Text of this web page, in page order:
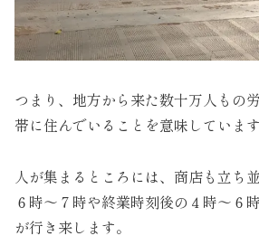
つまり、地方から来た数十万人もの
帯に住んでいることを意味しています
人が集まるところには、商店も立ち
６時～７時や終業時刻後の４時～６
が行き来します。